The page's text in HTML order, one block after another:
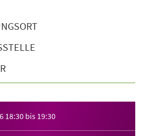
18:30 bis 19:30